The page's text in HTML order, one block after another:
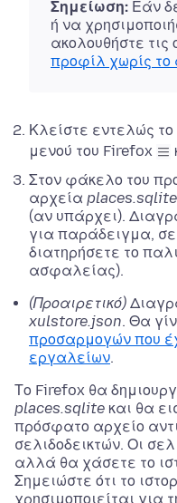
Σημείωση: Εάν
ή να
ακολουθήστε τις
προφίλ χωρίς το
Κλείστε εντελώς
μενού του Firefox
Στον φάκελο του
αρχεία places.sqlite
(αν υπάρχει).
για παράδειγμα,
διατηρήσετε το
ασφαλείας).
(Προαιρετικό)
xulstore.json. Θα
προσαρμογών που
εργαλείων.
Το Firefox θα
places.sqlite και θα
πρόσφατο αρχείο
σελιδοδεικτών. Οι
αλλά θα χάσετε το
Σημειώστε ότι το
χρησιμοποιείται για